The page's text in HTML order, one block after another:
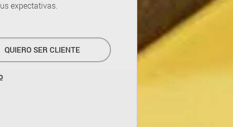
expectativas.
QUIERO SER CLIENTE